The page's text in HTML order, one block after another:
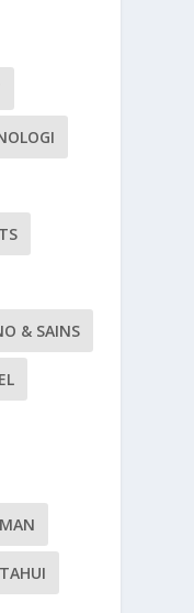
& SAINS